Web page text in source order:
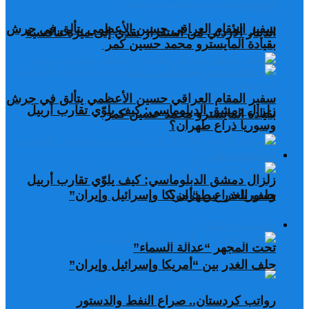
سفير المقام العراقي حسين الأعظمي يتألق في جرش
بقيادة المايسترو محمد حسين كمر
زلزال دمشق الدبلوماسي: كيف يلوّي تقارب أربيل
وسوريا ذراع طهران؟
حلف الغدر بين “أمريكا وإسرائيل وإيران”
تحت المجهر “عدالة السماء”
رواتب كردستان.. صراع النفط والدستور
الدينار الأردني من استقرار نقدي إلى ميزة تنافسية
سفير المقام العراقي حسين الأعظمي يتألق في جرش
بقيادة المايسترو محمد حسين كمر
زلزال دمشق الدبلوماسي: كيف يلوّي تقارب أربيل
وسوريا ذراع طهران؟
حلف الغدر بين “أمريكا وإسرائيل وإيران”